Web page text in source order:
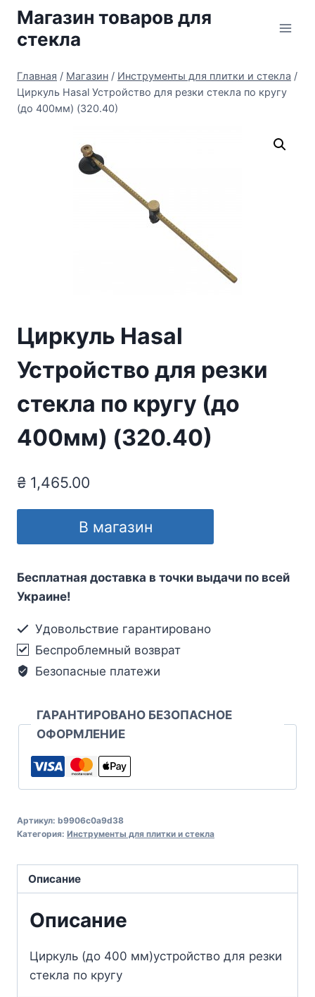
Перейти
содержимому
Магазин товаров для
стекла
Главная / Магазин / Инструменты для плитки и стекла /
Циркуль Hasal Устройство для резки стекла по кругу
(до 400мм) (320.40)
Циркуль Hasal
Устройство для резки
стекла по кругу (до
400мм) (320.40)
₴ 1,465.00
В магазин
Бесплатная доставка в точки выдачи по всей
Украине!
Удовольствие гарантировано
Беспроблемный возврат
Безопасные платежи
ГАРАНТИРОВАНО БЕЗОПАСНОЕ
ОФОРМЛЕНИЕ
Артикул: b9906c0a9d38
Категория: Инструменты для плитки и стекла
Описание
Описание
Циркуль (до 400 мм)устройство для резки
стекла по кругу